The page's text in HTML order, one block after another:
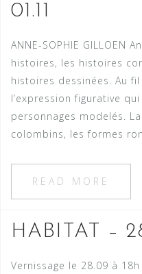
01.11
ANNE-SOPHIE GILLOEN
histoires, les histoires
histoires dessinées. Au
l’expression figurative
personnages modelés.
colombins, les formes
READ MORE
HABITAT –
Vernissage le 28.09 à